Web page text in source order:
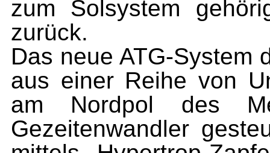
zum Solsystem
zurück.
Das neue ATG-System
aus einer Reihe von
am Nordpol des
Gezeitenwandler